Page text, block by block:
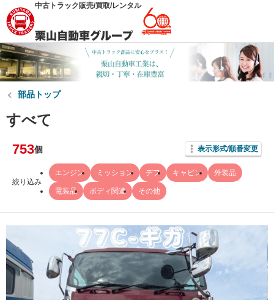
中古トラック販売/買取/レンタル
部品トップ
すべて
753個 表示形式/順番変更
絞り込み
エンジン ミッション デフ キャビン 外装品
電装品 ボディ関連 その他